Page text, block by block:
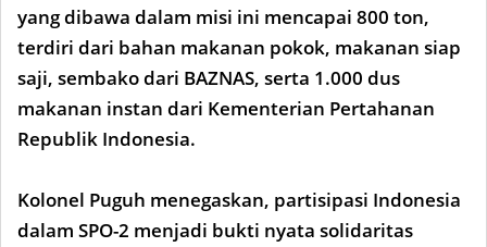
yang dibawa dalam misi ini mencapai 800 ton,
terdiri dari bahan makanan pokok, makanan siap
saji, sembako dari BAZNAS, serta 1.000 dus
makanan instan dari Kementerian Pertahanan
Republik Indonesia.
Kolonel Puguh menegaskan, partisipasi Indonesia
dalam SPO-2 menjadi bukti nyata solidaritas